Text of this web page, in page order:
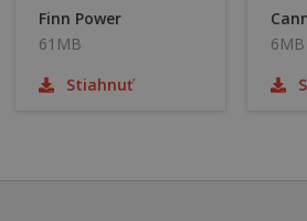
Finn Power
61MB
Stiahnuť
6MB